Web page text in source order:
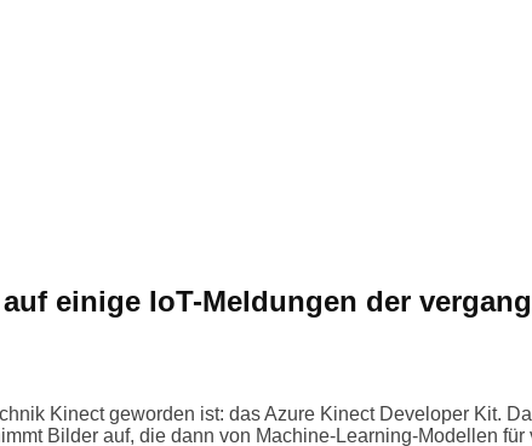
einige IoT-Meldungen der
Kinect geworden ist: das Azure Kinect Developer Kit.
Bilder auf, die dann von Machine-Learning-Modellen